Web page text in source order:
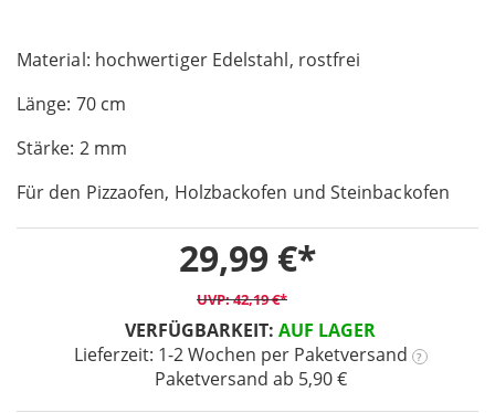
Material: hochwertiger Edelstahl, rostfrei
Länge: 70 cm
Stärke: 2 mm
Für den Pizzaofen, Holzbackofen und Steinbackofen
VERFÜGBARKEIT: AUF LAGER
Lieferzeit: 1-2 Wochen per Paketversand ?
Paketversand ab 5,90 €
29,99 €
42,19 €
gallery
to
beginning
the
images
gallery